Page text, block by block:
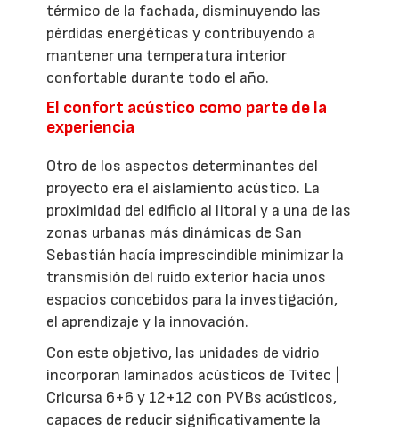
térmico de la fachada, disminuyendo las
pérdidas energéticas y contribuyendo a
mantener una temperatura interior
confortable durante todo el año.
El confort acústico como parte de la
experiencia
Otro de los aspectos determinantes del
proyecto era el aislamiento acústico. La
proximidad del edificio al litoral y a una de las
zonas urbanas más dinámicas de San
Sebastián hacía imprescindible minimizar la
transmisión del ruido exterior hacia unos
espacios concebidos para la investigación,
el aprendizaje y la innovación.
Con este objetivo, las unidades de vidrio
incorporan laminados acústicos de Tvitec |
Cricursa 6+6 y 12+12 con PVBs acústicos,
capaces de reducir significativamente la